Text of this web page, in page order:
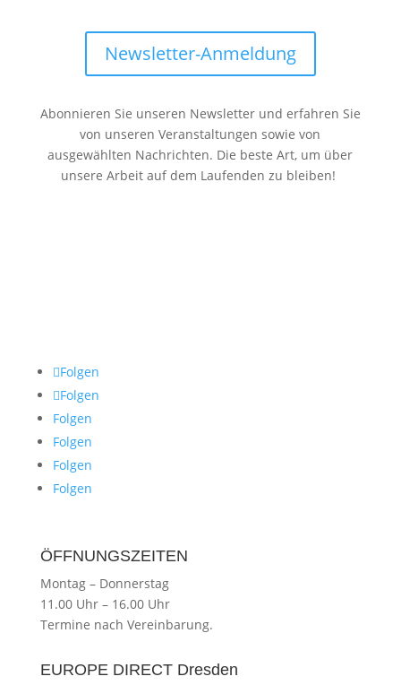
Newsletter-Anmeldung
Abonnieren Sie unseren Newsletter und erfahren Sie
von unseren Veranstaltungen sowie von
ausgewählten Nachrichten. Die beste Art, um über
unsere Arbeit auf dem Laufenden zu bleiben!
Folgen
Folgen
Folgen
Folgen
Folgen
Folgen
ÖFFNUNGSZEITEN
Montag –Donnerstag
11.00 Uhr –16.00 Uhr
Termine nach Vereinbarung.
EUROPE DIRECT Dresden